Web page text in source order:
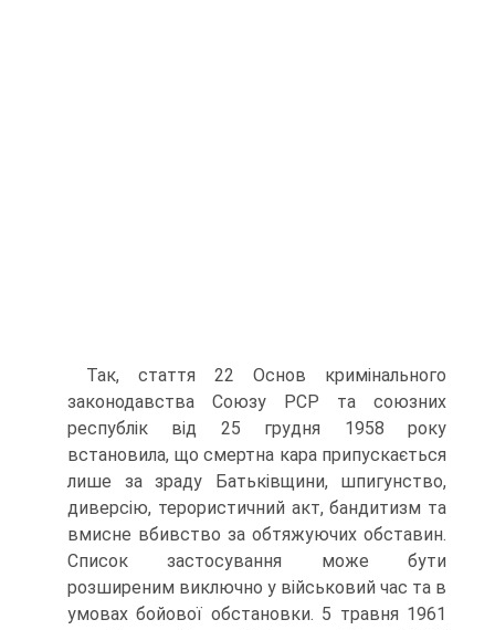
Так, стаття 22 Основ кримінального
законодавства Союзу РСР та союзних
республік від 25 грудня 1958 року
встановила, що смертна кара припускається
лише за зраду Батьківщини, шпигунство,
диверсію, терористичний акт, бандитизм та
вмисне вбивство за обтяжуючих обставин.
Список застосування може бути
розширеним виключно у військовий час та в
умовах бойової обстановки. 5 травня 1961